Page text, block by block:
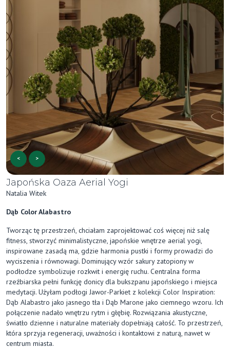
< >
Japońska Oaza Aerial Yogi
Natalia Witek
Dąb Color Alabastro
Tworząc tę przestrzeń, chciałam zaprojektować coś więcej niż salę
fitness, stworzyć minimalistyczne, japońskie wnętrze aerial yogi,
inspirowane zasadą ma, gdzie harmonia pustki i formy prowadzi do
wyciszenia i równowagi. Dominujący wzór sakury zatopiony w
podłodze symbolizuje rozkwit i energię ruchu. Centralna forma
rzeźbiarska pełni funkcję donicy dla bukszpanu japońskiego i miejsca
medytacji. Użyłam podłogi Jawor-Parkiet z kolekcji Color Inspiration:
Dąb Alabastro jako jasnego tła i Dąb Marone jako ciemnego wzoru. Ich
połączenie nadało wnętrzu rytm i głębię. Rozwiązania akustyczne,
światło dzienne i naturalne materiały dopełniają całość. To przestrzeń,
która sprzyja regeneracji, uważności i kontaktowi z naturą, nawet w
centrum miasta.